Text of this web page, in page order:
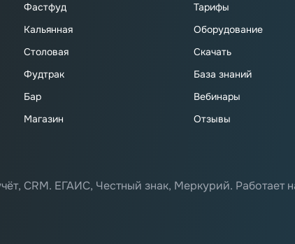
Фастфуд
Кальянная
Столовая
Фудтрак
Бар
Магазин
Тарифы
Оборудование
Скачать
База знаний
Вебинары
Отзывы
CRM. ЕГАИС, Честный знак, Меркурий. Работает